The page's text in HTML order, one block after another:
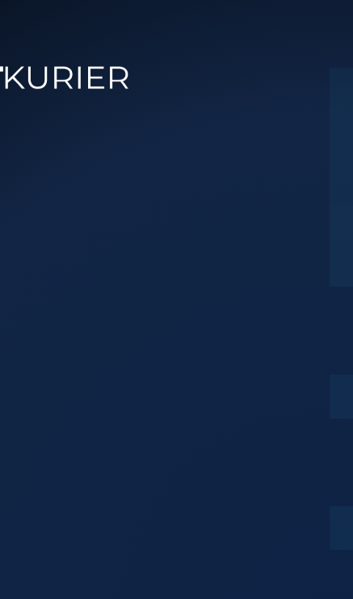
GmbH – IT-